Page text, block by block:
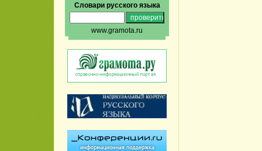
Словари русского языка
www.gramota.ru